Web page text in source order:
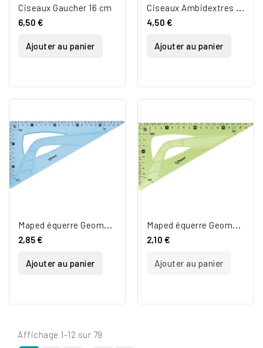
Ciseaux Gaucher 16 cm
6,50 €
Ajouter au panier
C
iseaux Ambidextres 17 cm
4,50 €
Ajouter au panier
M
aped équerre Geometric 26 cm, 60°
2,85 €
Ajouter au panier
M
aped équerre Geometric 21 cm, 60°
2,10 €
Ajouter au panier
Affichage 1-12 sur 79